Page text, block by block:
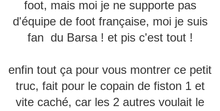
foot, mais moi je ne supporte pas
d'équipe de foot française, moi je suis
fan du Barsa ! et pis c'est tout !
enfin tout ça pour vous montrer ce petit
truc, fait pour le copain de fiston 1 et
vite caché, car les 2 autres voulait le